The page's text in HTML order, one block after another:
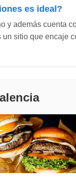
es ideal?
y además cuenta
sitio que encaje